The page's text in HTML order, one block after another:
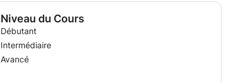
Niveau du Cours
Débutant
Intermédiaire
Avancé